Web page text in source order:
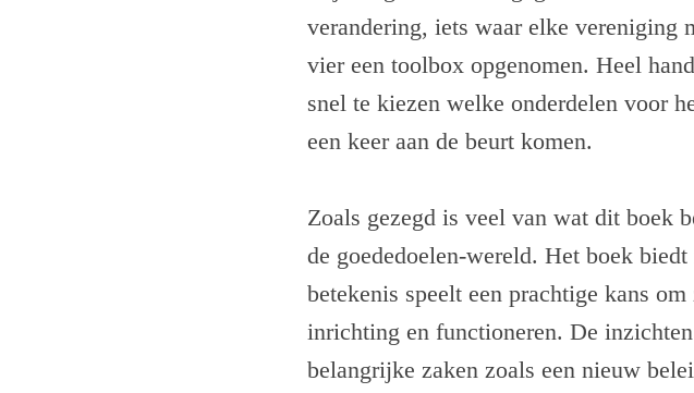
verandering, iets waar elke vereniging
vier een toolbox opgenomen. Heel
snel te kiezen welke onderdelen voor
een keer aan de beurt komen.
Zoals gezegd is veel van wat dit boek
de goededoelen-wereld. Het boek
betekenis speelt een prachtige kans
inrichting en functioneren. De
belangrijke zaken zoals een nieuw